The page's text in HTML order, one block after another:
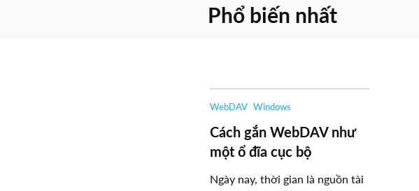
Phổ biến nhất
WebDAV Windows
Cách gắn WebDAV như
một ổ đĩa cục bộ
Ngày nay, thời gian là nguồn tài